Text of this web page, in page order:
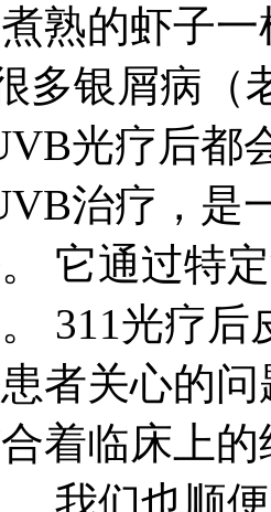
熟的虾子
多银屑病（
光疗后都
治疗，是
它通过特
311光疗
者关心的
着临床上
我们也顺